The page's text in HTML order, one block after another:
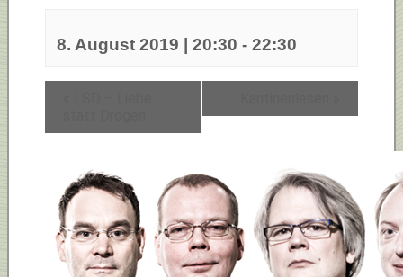
8. August 2019 | 20:30 - 22:30